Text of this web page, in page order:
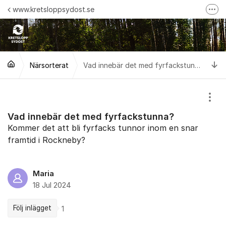
Hoppa till innehåll
www.kretsloppsydost.se
Följ oss på Facebook!
Följ oss på Instagram!
Maila oss!
Närsorterat Vad innebär det med fyrfackstunna?
Vad innebär det med fyrfackstunna?
Kommer det att bli fyrfacks tunnor inom en snar
framtid i Rockneby?
Maria
18 Jul 2024
Följ inlägget 1